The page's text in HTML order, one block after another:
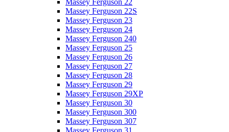
Massey Ferguson 22
Massey Ferguson 22S
Massey Ferguson 23
Massey Ferguson 24
Massey Ferguson 240
Massey Ferguson 25
Massey Ferguson 26
Massey Ferguson 27
Massey Ferguson 28
Massey Ferguson 29
Massey Ferguson 29XP
Massey Ferguson 30
Massey Ferguson 300
Massey Ferguson 307
Massey Ferguson 31